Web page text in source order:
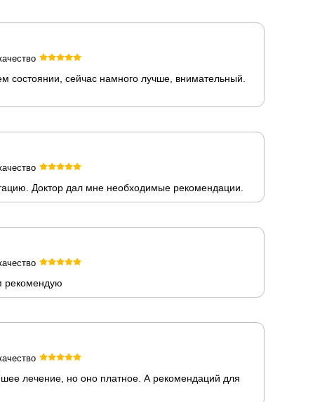
сейчас намного лучше, внимательный.
Доктор дал мне необходимые рекомендации.
рекомендую
лечение, но оно платное. А рекомендаций для